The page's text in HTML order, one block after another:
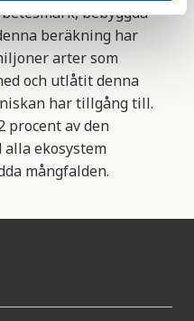
bebyggda
beräkning har
arter som
och utlåtit denna
har tillgång till.
procent av den
ekosystem
mångfalden.